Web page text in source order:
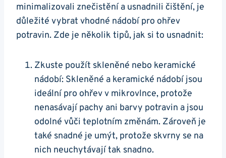
‍minimalizovali znečistění⁤ a usnadnili čištění, je
důležité vybrat vhodné nádobí ⁤pro ohřev
potravin. ⁣Zde je několik tipů,⁤ jak ⁤si ⁤to usnadnit:
Zkuste použít skleněné⁢ nebo ‌keramické
nádobí: Skleněné ⁣a keramické nádobí jsou
ideální pro‌ ohřev v‌ mikrovlnce, protože
⁤nenasávají pachy ani barvy potravin a ⁤jsou
odolné ‌vůči ‌teplotním změnám. Zároveň je
také⁤ snadné je umýt, protože skvrny se na
nich neuchytávají tak snadno.